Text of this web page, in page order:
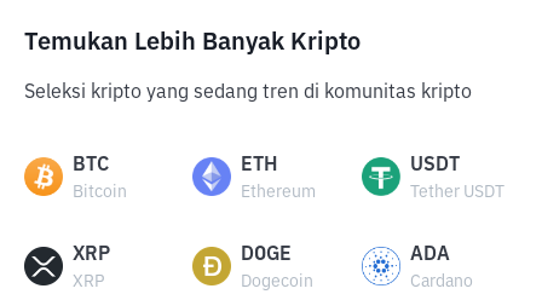
Temukan Lebih Banyak Kripto
Seleksi kripto yang sedang tren di komunitas kripto
BTC
Bitcoin
ETH
Ethereum
USDT
Tether USDT
XRP
XRP
DOGE
Dogecoin
ADA
Cardano